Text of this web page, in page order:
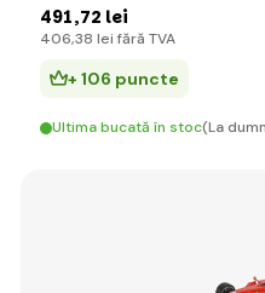
491,72 lei
406,38 lei fără TVA
+ 106 puncte
Ultima bucată în stoc(La